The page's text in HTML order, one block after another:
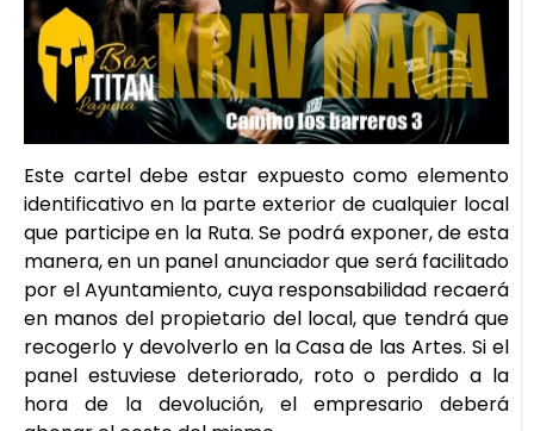
Este cartel debe estar expuesto como elemento
identificativo en la parte exterior de cualquier local
que participe en la Ruta. Se podrá exponer, de esta
manera, en un panel anunciador que será facilitado
por el Ayuntamiento, cuya responsabilidad recaerá
en manos del propietario del local, que tendrá que
recogerlo y devolverlo en la Casa de las Artes. Si el
panel estuviese deteriorado, roto o perdido a la
hora de la devolución, el empresario deberá